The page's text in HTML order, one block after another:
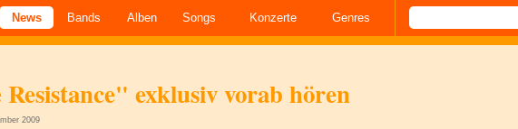
News Bands Alben Songs Konzerte Genres
exklusiv vorab hören
2009